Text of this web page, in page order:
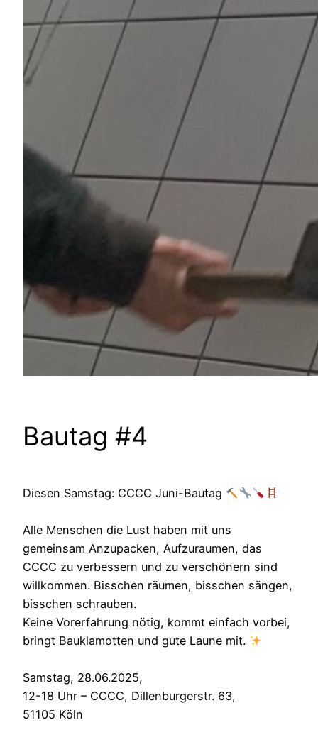
Bautag #4
Diesen Samstag: CCCC Juni-Bautag
Alle Menschen die Lust haben mit uns
gemeinsam Anzupacken, Aufzuraumen, das
CCCC zu verbessern und zu verschönern sind
willkommen. Bisschen räumen, bisschen sängen,
bisschen schrauben.
Keine Vorerfahrung nötig, kommt einfach vorbei,
bringt Bauklamotten und gute Laune mit.
Samstag, 28.06.2025,
12-18 Uhr – CCCC, Dillenburgerstr. 63,
51105 Köln